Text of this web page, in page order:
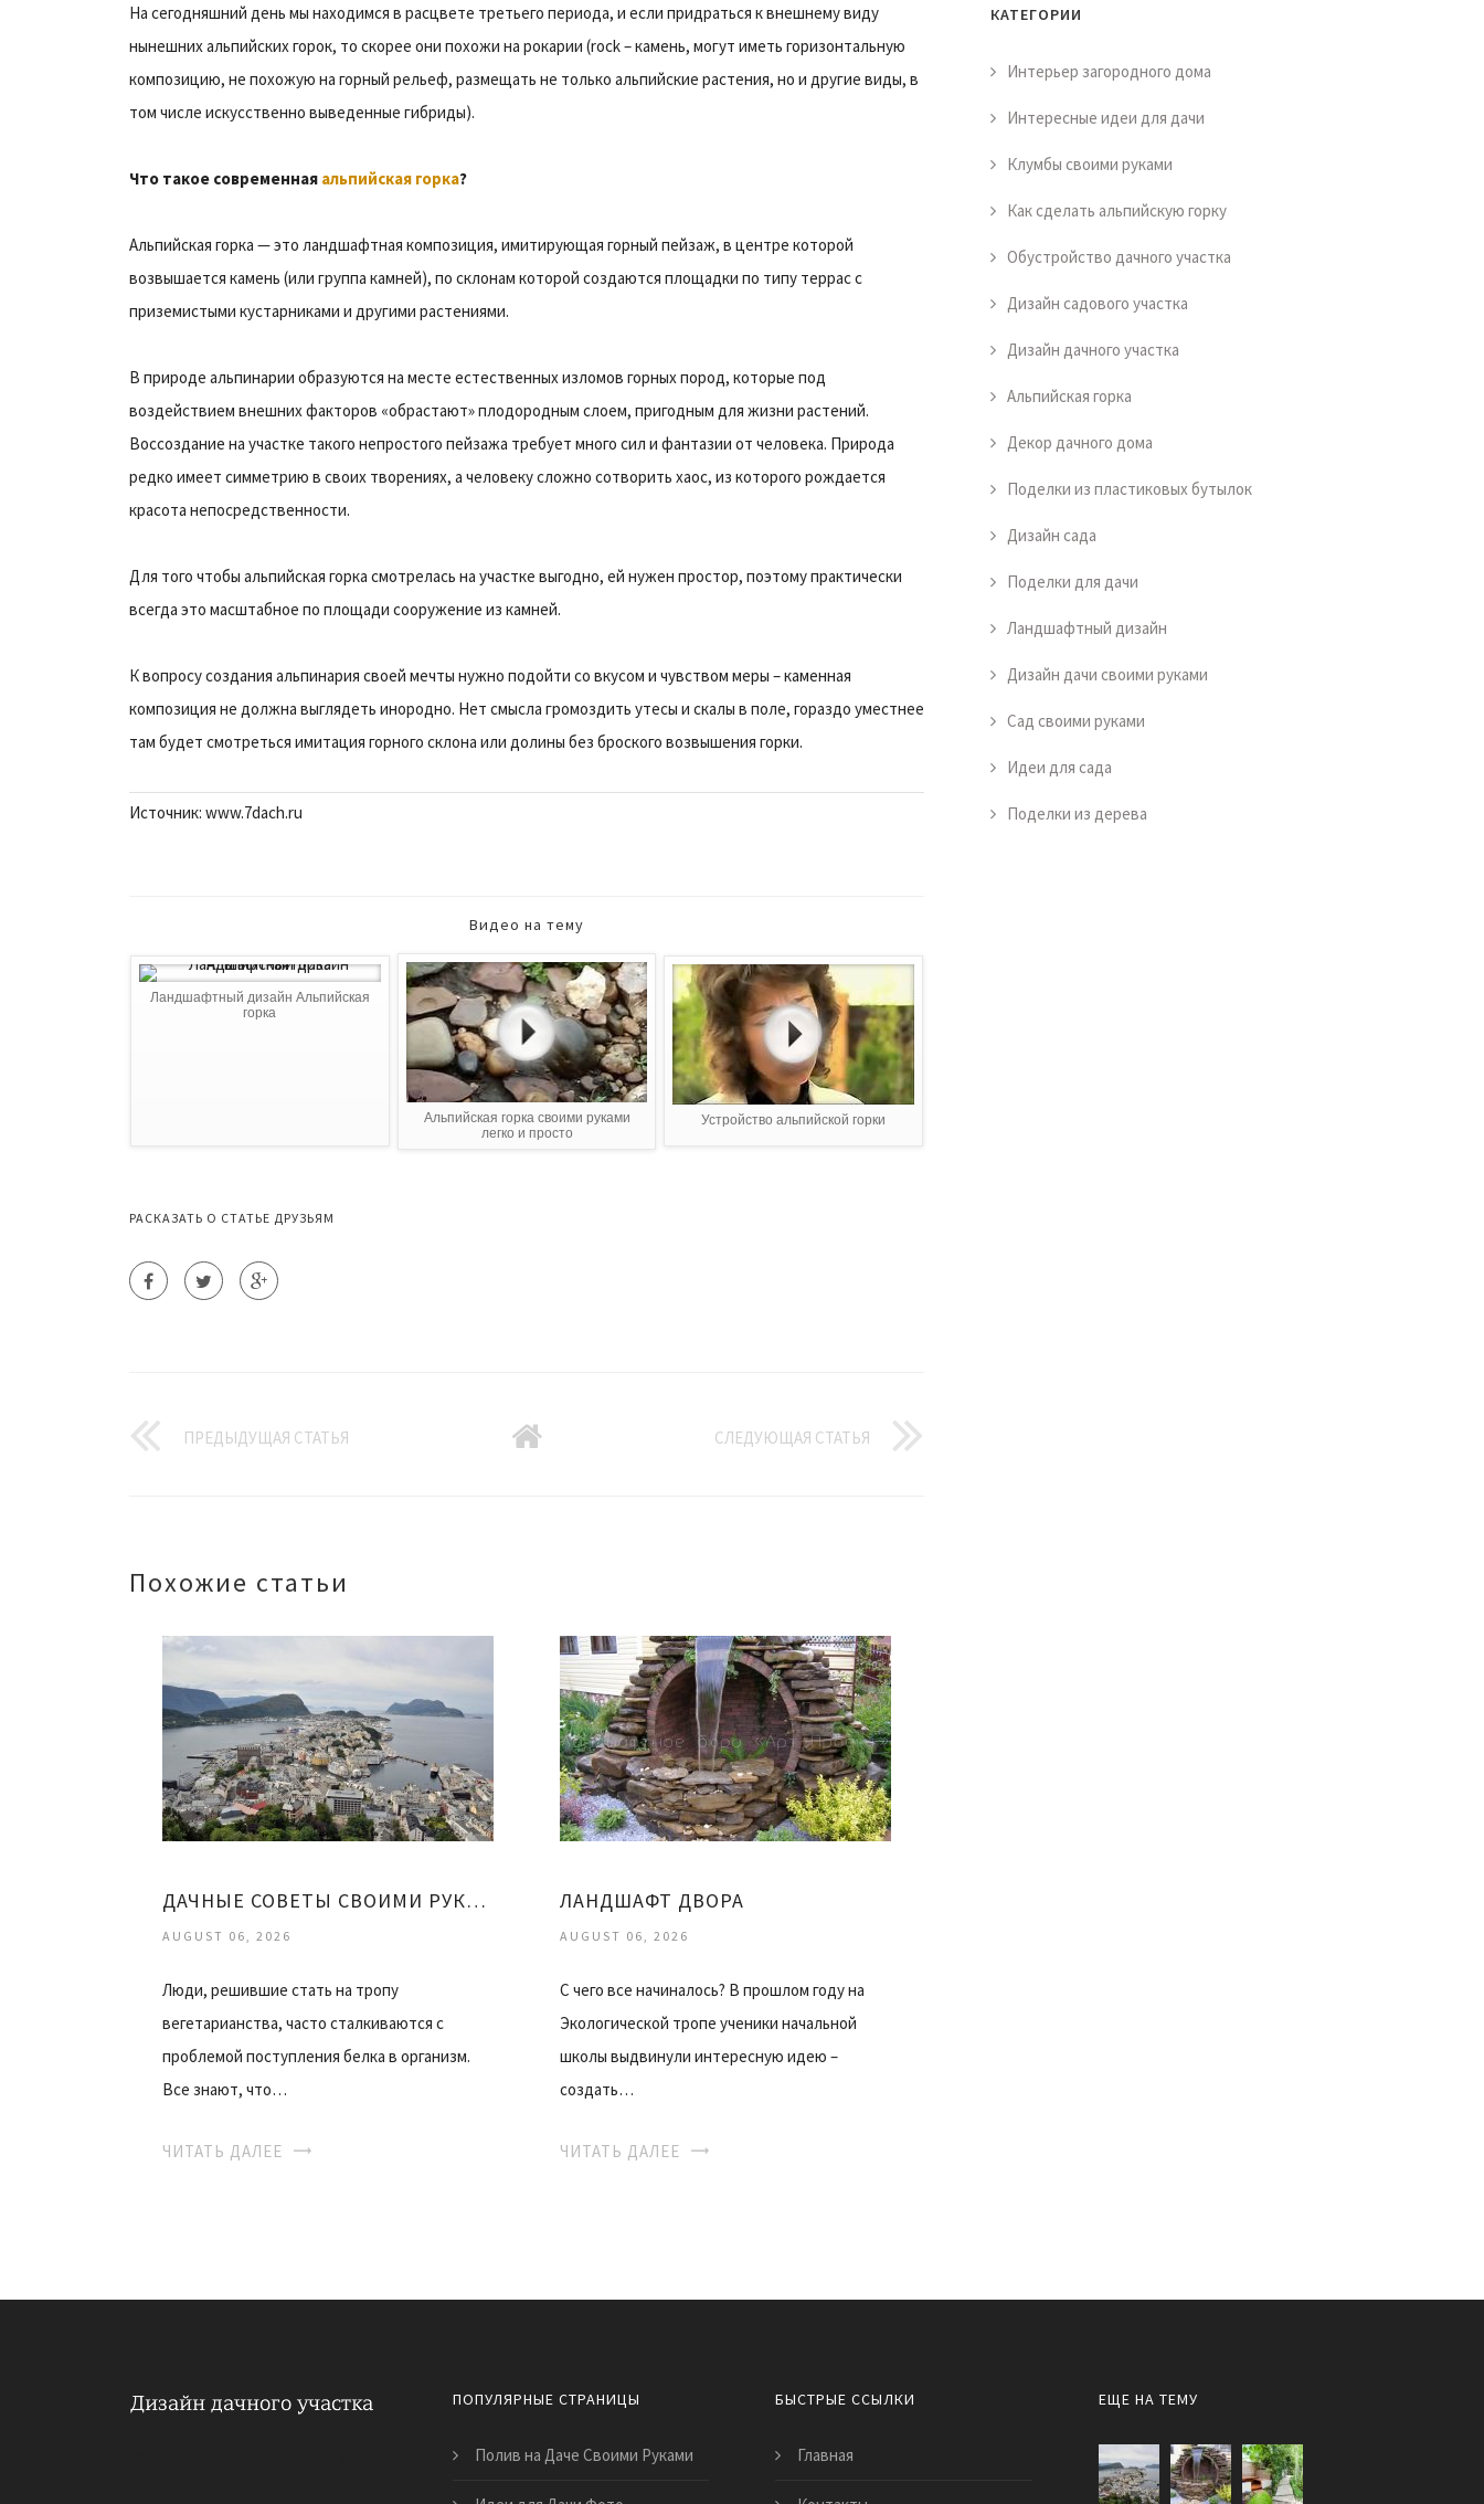
На сегодняшний день мы находимся в расцвете третьего периода, и если придраться к внешнему виду
нынешних альпийских горок, то скорее они похожи на рокарии (rock – камень, могут иметь горизонтальную
композицию, не похожую на горный рельеф, размещать не только альпийские растения, но и другие виды, в
том числе искусственно выведенные гибриды).
Что такое современная альпийская горка?
Альпийская горка — это ландшафтная композиция, имитирующая горный пейзаж, в центре которой
возвышается камень (или группа камней), по склонам которой создаются площадки по типу террас с
приземистыми кустарниками и другими растениями.
В природе альпинарии образуются на месте естественных изломов горных пород, которые под
воздействием внешних факторов «обрастают» плодородным слоем, пригодным для жизни растений.
Воссоздание на участке такого непростого пейзажа требует много сил и фантазии от человека. Природа
редко имеет симметрию в своих творениях, а человеку сложно сотворить хаос, из которого рождается
красота непосредственности.
Для того чтобы альпийская горка смотрелась на участке выгодно, ей нужен простор, поэтому практически
всегда это масштабное по площади сооружение из камней.
К вопросу создания альпинария своей мечты нужно подойти со вкусом и чувством меры – каменная
композиция не должна выглядеть инородно. Нет смысла громоздить утесы и скалы в поле, гораздо уместнее
там будет смотреться имитация горного склона или долины без броского возвышения горки.
Источник: www.7dach.ru
Видео на тему
Ландшафтный дизайн Альпийская
горка
Альпийская горка своими руками
легко и просто
Устройство альпийской горки
РАСКАЗАТЬ О СТАТЬЕ ДРУЗЬЯМ
ПРЕДЫДУЩАЯ СТАТЬЯ СЛЕДУЮЩАЯ СТАТЬЯ
Похожие статьи
ДАЧНЫЕ СОВЕТЫ СВОИМИ РУКАМИ
AUGUST 06, 2026
Люди, решившие стать на тропу
вегетарианства, часто сталкиваются с
проблемой поступления белка в организм.
Все знают, что…
ЧИТАТЬ ДАЛЕЕ
ЛАНДШАФТ ДВОРА
AUGUST 06, 2026
С чего все начиналось? В прошлом году на
Экологической тропе ученики начальной
школы выдвинули интересную идею –
создать…
ЧИТАТЬ ДАЛЕЕ
КАТЕГОРИИ
Интерьер загородного дома
Интересные идеи для дачи
Клумбы своими руками
Как сделать альпийскую горку
Обустройство дачного участка
Дизайн садового участка
Дизайн дачного участка
Альпийская горка
Декор дачного дома
Поделки из пластиковых бутылок
Дизайн сада
Поделки для дачи
Ландшафтный дизайн
Дизайн дачи своими руками
Сад своими руками
Идеи для сада
Поделки из дерева
ПОПУЛЯРНЫЕ СТРАНИЦЫ
Полив на Даче Своими Руками
БЫСТРЫЕ ССЫЛКИ
Главная
ЕЩЕ НА ТЕМУ